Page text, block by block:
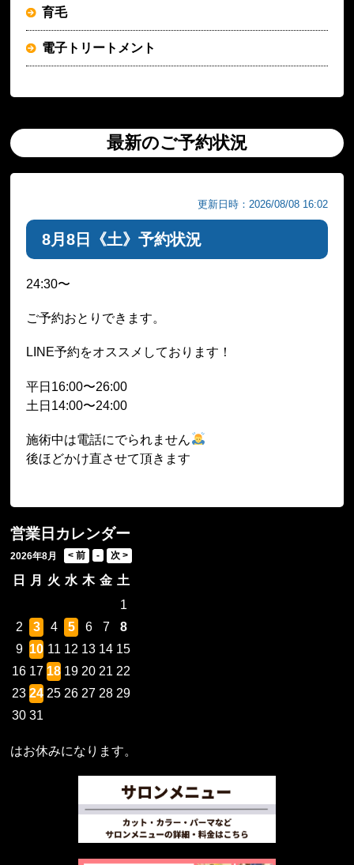
育毛
電子トリートメント
最新のご予約状況
更新日時：2026/08/08 16:02
8月8日《土》予約状況
24:30〜
ご予約おとりできます。
LINE予約をオススメしております！
平日16:00〜26:00
土日14:00〜24:00
施術中は電話にでられません
後ほどかけ直させて頂きます
営業日カレンダー
2026年8月
日 月 火 水 木 金 土
1
2
3 4 5 6 7
8
9 10 11 12 13 14 15
16 17 18 19 20 21 22
23 24 25 26 27 28 29
30 31
はお休みになります。